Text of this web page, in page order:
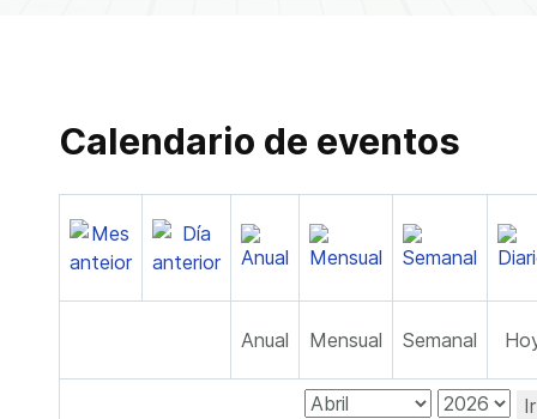
Calendario de eventos
Anual Mensual Semanal